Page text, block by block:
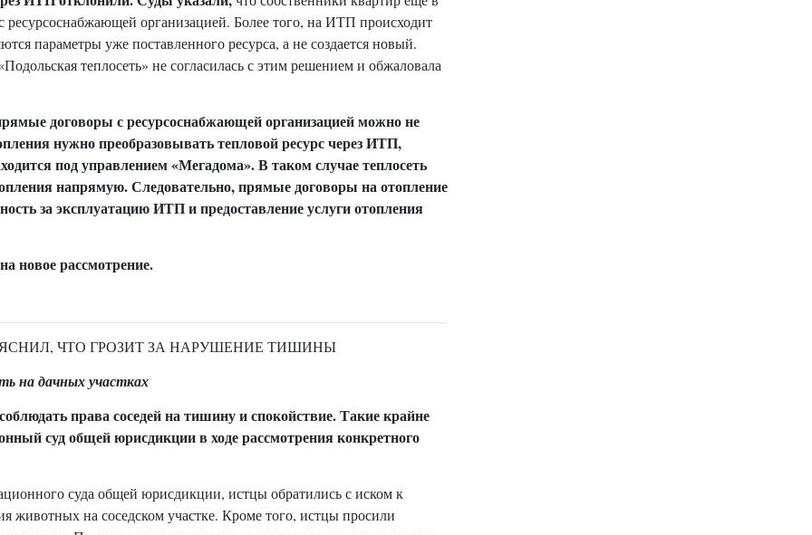
организацией. Более того, на ИТП происходит
параметры уже поставленного ресурса, а не создается новый.
теплосеть» не согласилась с этим решением и обжаловала
договоры с ресурсоснабжающей организацией можно не
нужно преобразовывать тепловой ресурс через ИТП,
под управлением «Мегадома». В таком случае теплосеть
напрямую. Следовательно, прямые договоры на отопление
за эксплуатацию ИТП и предоставление услуги отопления
новое рассмотрение.
ЧТО ГРОЗИТ ЗА НАРУШЕНИЕ ТИШИНЫ
на дачных участках
права соседей на тишину и спокойствие. Такие крайне
суд общей юрисдикции в ходе рассмотрения конкретного
суда общей юрисдикции, истцы обратились с иском к
животных на соседском участке. Кроме того, истцы просили